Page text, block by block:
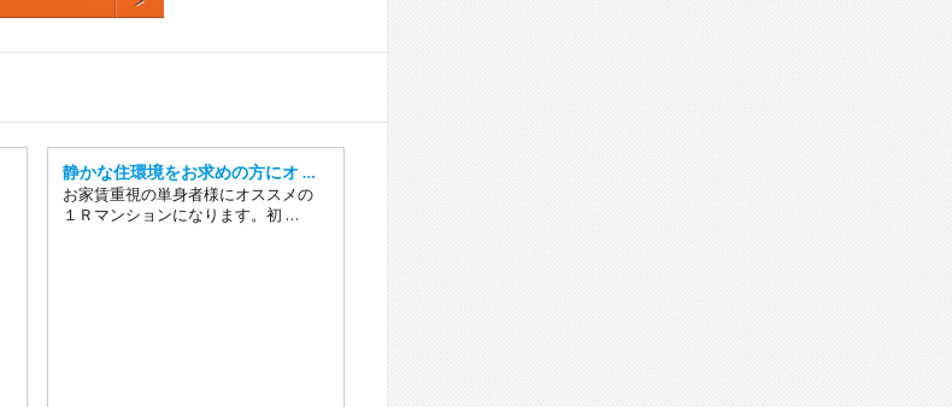
16
18
19
静かな住環境をお求めの方にオ …
お家賃重視の単身者様にオススメの
１Ｒマンションになります。初 …